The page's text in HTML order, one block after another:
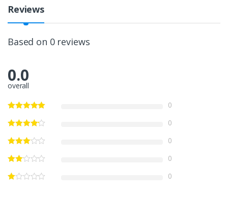
Reviews
Based on 0 reviews
0.0
overall
0
0
0
0
0